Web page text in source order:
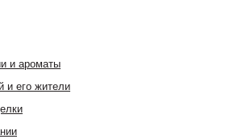
и ароматы
и его жители